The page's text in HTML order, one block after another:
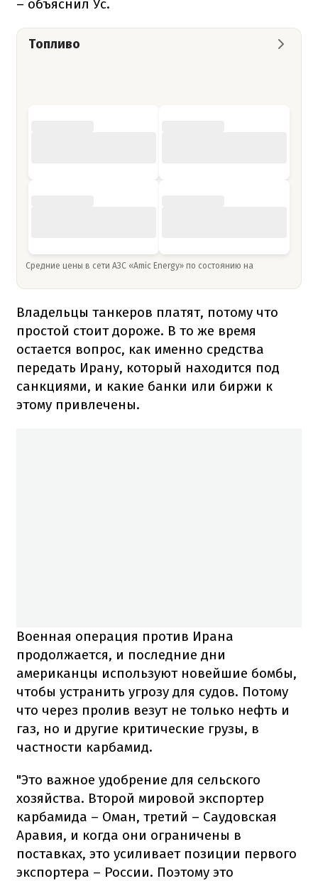
– объяснил Ус.
Топливо
Средние цены в сети АЗС «Amic Energy» по состоянию на
Владельцы танкеров платят, потому что
простой стоит дороже. В то же время
остается вопрос, как именно средства
передать Ирану, который находится под
санкциями, и какие банки или биржи к
этому привлечены.
Военная операция против Ирана
продолжается, и последние дни
американцы используют новейшие бомбы,
чтобы устранить угрозу для судов. Потому
что через пролив везут не только нефть и
газ, но и другие критические грузы, в
частности карбамид.
"Это важное удобрение для сельского
хозяйства. Второй мировой экспортер
карбамида – Оман, третий – Саудовская
Аравия, и когда они ограничены в
поставках, это усиливает позиции первого
экспортера – России. Поэтому это